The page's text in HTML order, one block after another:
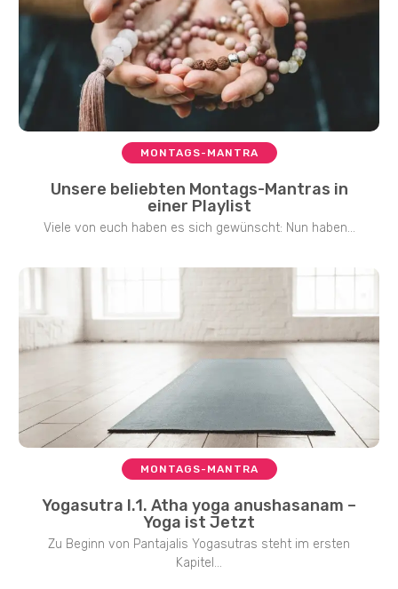
MONTAGS-MANTRA
Unsere beliebten Montags-Mantras in
einer Playlist
Viele von euch haben es sich gewünscht: Nun haben...
MONTAGS-MANTRA
Yogasutra I.1. Atha yoga anushasanam –
Yoga ist Jetzt
Zu Beginn von Pantajalis Yogasutras steht im ersten
Kapitel...